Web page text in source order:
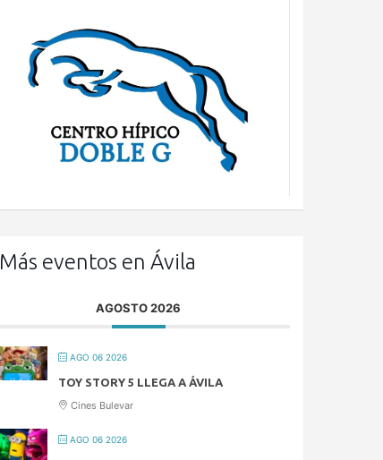
Más eventos en Ávila
AGOSTO 2026
AGO 06 2026
TOY STORY 5 LLEGA A ÁVILA
Cines Bulevar
AGO 06 2026